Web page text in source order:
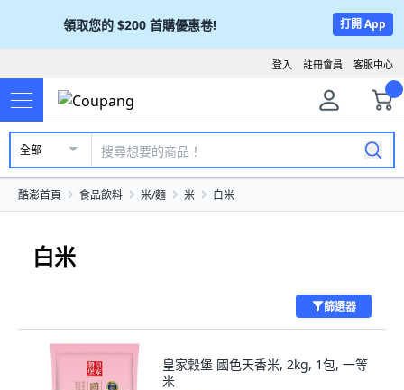
領取您的 $200 首購優惠卷! 打開 App
客服中心
註冊會員
登入
全部
酷澎首頁 食品飲料 米/麵 米 白米
白米
篩選器
皇家穀堡 國色天香米, 2kg, 1包, 一等
米